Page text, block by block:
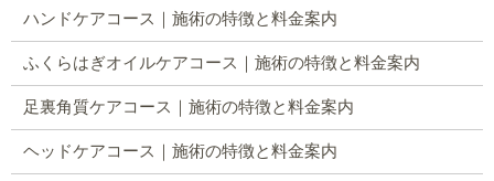
ハンドケアコース｜施術の特徴と料金案内
ふくらはぎオイルケアコース｜施術の特徴と料金案内
足裏角質ケアコース｜施術の特徴と料金案内
ヘッドケアコース｜施術の特徴と料金案内